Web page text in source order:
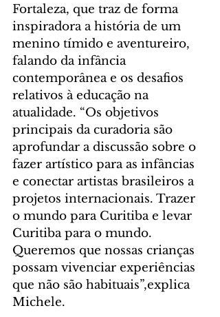
Fortaleza, que traz de forma
inspiradora a história de um
menino tímido e aventureiro,
falando da infância
contemporânea e os desafios
relativos à educação na
atualidade. “Os objetivos
principais da curadoria são
aprofundar a discussão sobre o
fazer artístico para as infâncias
e conectar artistas brasileiros a
projetos internacionais. Trazer
o mundo para Curitiba e levar
Curitiba para o mundo.
Queremos que nossas crianças
possam vivenciar experiências
que não são habituais”,explica
Michele.